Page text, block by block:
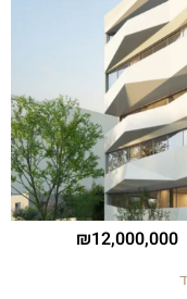
12,000,000